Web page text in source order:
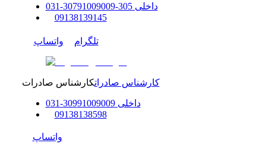
داخلی305-307
91009009
-
031
09138139145
تلگرام واتساپ
کارشناس صادراتکارشناس صادرات
داخلی 30991009009
-
031
09138138598
واتساپ